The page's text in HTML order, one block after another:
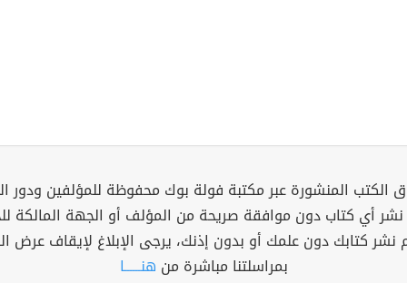
الكتب المنشورة عبر مكتبة فولة بوك محفوظة للمؤلفين ودور
نشر أي كتاب دون موافقة صريحة من المؤلف أو الجهة المالكة
نشر كتابك دون علمك أو بدون إذنك، يرجى الإبلاغ لإيقاف عرض
بمراسلتنا مباشرة من هنــــــا